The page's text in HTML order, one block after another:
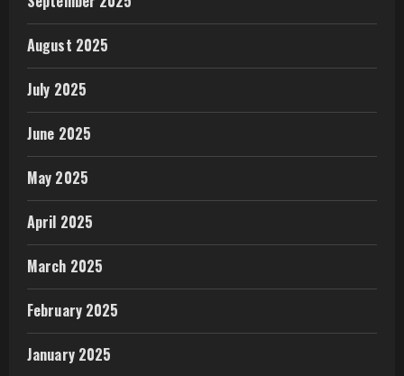
August 2025
July 2025
June 2025
May 2025
April 2025
March 2025
February 2025
January 2025